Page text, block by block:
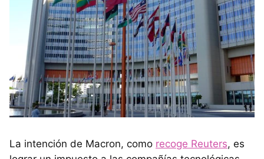
La intención de Macron, como recoge Reuters, es